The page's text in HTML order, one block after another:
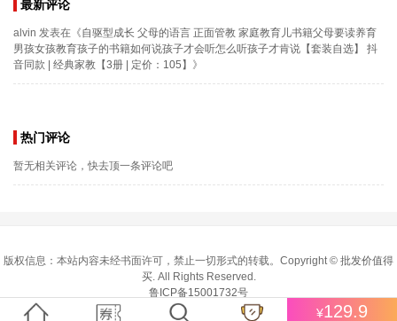
最新评论
alvin 发表在《自驱型成长 父母的语言 正面管教 家庭教育儿书籍父母要读养育
男孩女孩教育孩子的书籍如何说孩子才会听怎么听孩子才肯说【套装自选】 抖
音同款 | 经典家教【3册 | 定价：105】 》
热门评论
暂无相关评论，快去顶一条评论吧
版权信息：本站内容未经书面许可，禁止一切形式的转载。Copyright © 批发价值得
买. All Rights Reserved.
鲁ICP备15001732号
¥129.9